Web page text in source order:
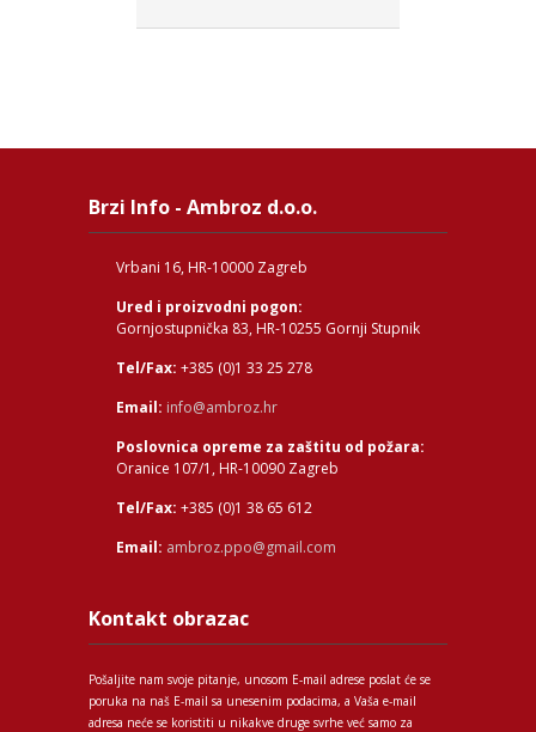
Brzi Info - Ambroz d.o.o.
Vrbani 16, HR-10000 Zagreb
Ured i proizvodni pogon:
Gornjostupnička 83, HR-10255 Gornji Stupnik
Tel/Fax: +385 (0)1 33 25 278
Email: info@ambroz.hr
Poslovnica opreme za zaštitu od požara:
Oranice 107/1, HR-10090 Zagreb
Tel/Fax: +385 (0)1 38 65 612
Email: ambroz.ppo@gmail.com
Kontakt obrazac
Pošaljite nam svoje pitanje, unosom E-mail adrese poslat će se
poruka na naš E-mail sa unesenim podacima, a Vaša e-mail
adresa neće se koristiti u nikakve druge svrhe već samo za